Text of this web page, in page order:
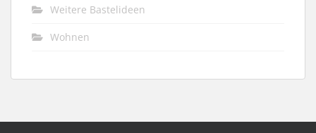
Weitere Bastelideen
Wohnen